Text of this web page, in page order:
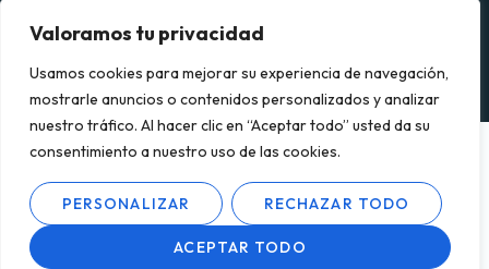
Valoramos tu privacidad
Usamos cookies para mejorar su experiencia de navegación,
mostrarle anuncios o contenidos personalizados y analizar
nuestro tráfico. Al hacer clic en “Aceptar todo” usted da su
consentimiento a nuestro uso de las cookies.
PERSONALIZAR RECHAZAR TODO
ACEPTAR TODO